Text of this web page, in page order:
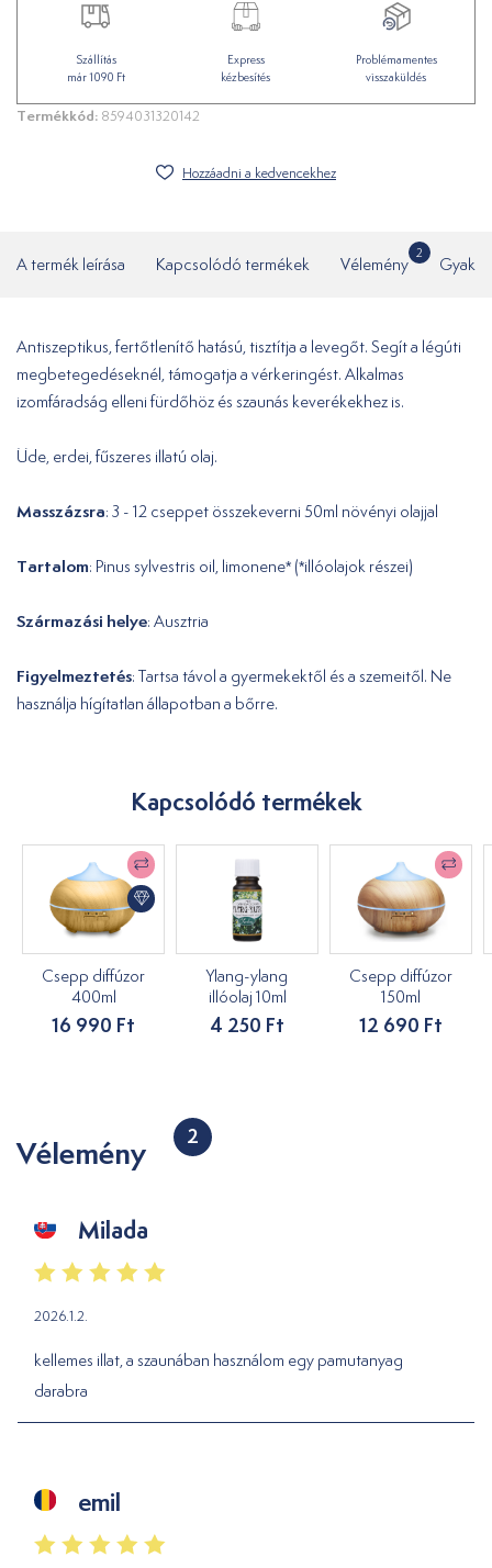
Szállítás
már 1090 Ft
Express
kézbesítés
Problémamentes
visszaküldés
Termékkód: 8594031320142
Hozzáadni a kedvencekhez
A termék leírása Kapcsolódó termékek Vélemény
2
Antiszeptikus, fertőtlenítő hatású, tisztítja a levegőt. Segít a légúti
megbetegedéseknél, támogatja a vérkeringést. Alkalmas
izomfáradság elleni fürdőhöz és szaunás keverékekhez is.
Üde, erdei, fűszeres illatú olaj.
Masszázsra: 3 - 12 cseppet összekeverni 50ml növényi olajjal
Tartalom: Pinus sylvestris oil, limonene* (*illóolajok részei)
Származási helye: Ausztria
Figyelmeztetés: Tartsa távol a gyermekektől és a szemeitől. Ne
használja hígítatlan állapotban a bőrre.
Kapcsolódó termékek
Csepp diffúzor
400ml
16 990 Ft
Ylang-ylang
illóolaj 10ml
4 250 Ft
Csepp diffúzor
150ml
12 690 Ft
Vélemény 2
Milada
2026.1.2.
kellemes illat, a szaunában használom egy pamutanyag
darabra
emil